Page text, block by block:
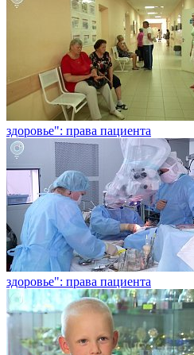
здоровье": права пациента
здоровье": права пациента